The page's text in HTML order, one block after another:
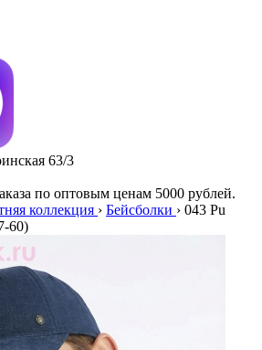
63/3
по оптовым ценам 5000 рублей.
коллекция › Бейсболки › 043 Pu
60)